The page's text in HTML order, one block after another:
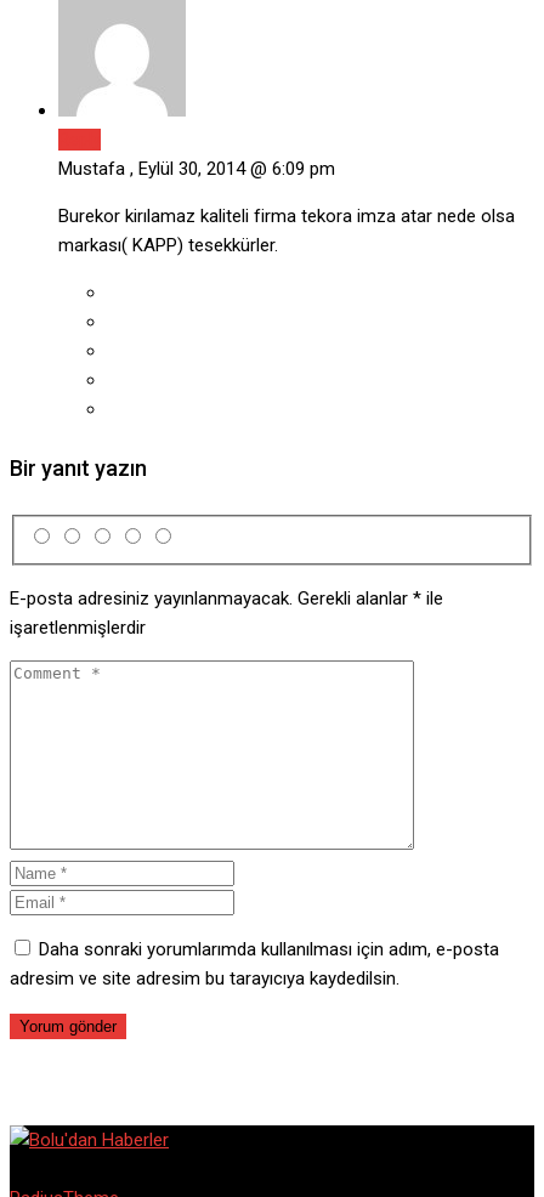
Mustafa , Eylül 30, 2014 @ 6:09 pm
Burekor kirılamaz kaliteli firma tekora imza atar nede olsa
markası( KAPP) tesekkürler.
Bir yanıt yazın
E-posta adresiniz yayınlanmayacak. Gerekli alanlar * ile
işaretlenmişlerdir
Daha sonraki yorumlarımda kullanılması için adım, e-posta
adresim ve site adresim bu tarayıcıya kaydedilsin.